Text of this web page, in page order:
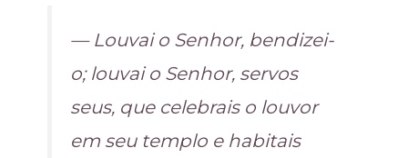
— Louvai o Senhor, bendizei-
o; louvai o Senhor, servos
seus, que celebrais o louvor
em seu templo e habitais